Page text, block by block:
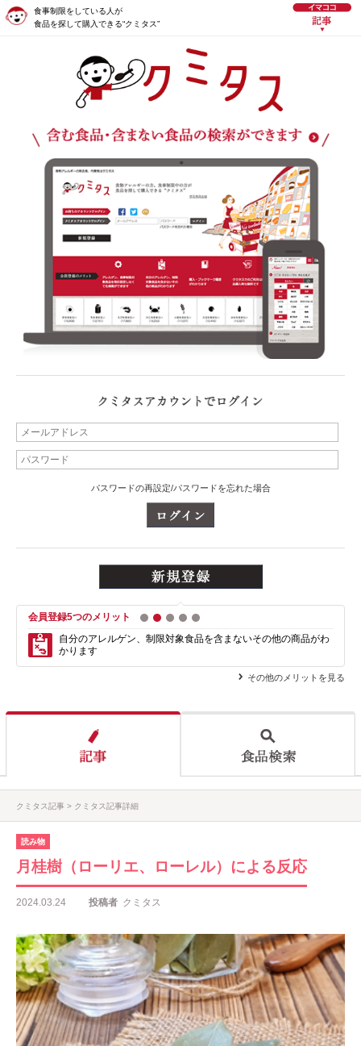
食事制限をしている人が
食品を探して購入できる“クミタス”
パスワードの再設定/パスワードを忘れた場合
会員登録5つのメリット 1 2 3 4
自分のアレルゲン、制限対象食品を含まないその他の商品がわ
かります
その他のメリットを見る
クミタス記事 クミタス記事詳細
読み物
月桂樹（ローリエ、ローレル）による反応
2024.03.24 投稿者 クミタス